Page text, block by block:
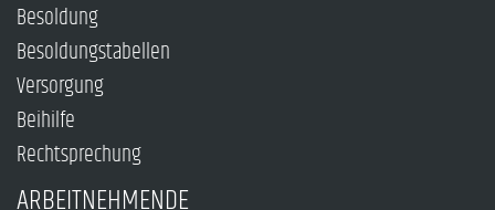
Besoldung
Besoldungstabellen
Versorgung
Beihilfe
Rechtsprechung
ARBEITNEHMENDE